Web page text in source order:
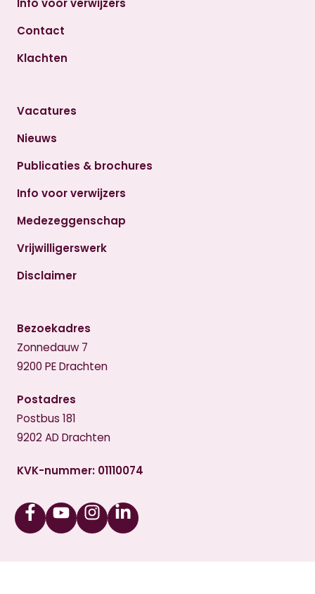
Info voor verwijzers
Contact
Klachten
Vacatures
Nieuws
Publicaties & brochures
Info voor verwijzers
Medezeggenschap
Vrijwilligerswerk
Disclaimer
Bezoekadres
Zonnedauw 7
9200 PE Drachten
Postadres
Postbus 181
9202 AD Drachten
KVK-nummer: 01110074
FacebookYoutubeInstagramLinkedin